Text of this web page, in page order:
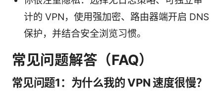
计的 VPN，使用强加密、路由器端开启 DNS
保护，并结合安全浏览习惯。
常见问题解答（FAQ）
常见问题1：为什么我的 VPN 速度很慢？